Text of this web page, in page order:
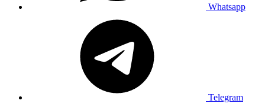
Whatsapp
Telegram